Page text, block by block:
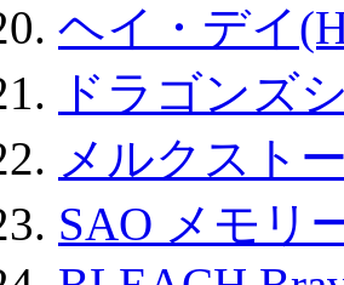
ヘイ・デイ
ドラゴンズ
メルクスト
SAO メモリ